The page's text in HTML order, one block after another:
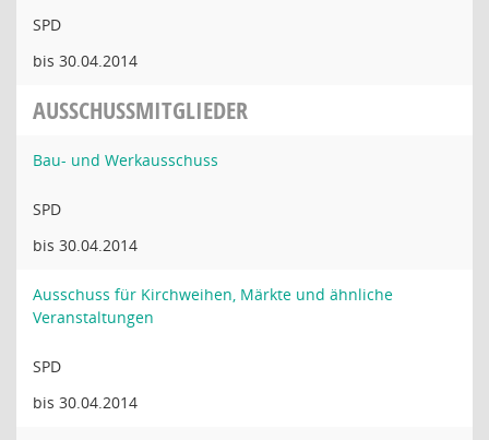
SPD
bis 30.04.2014
AUSSCHUSSMITGLIEDER
Bau- und Werkausschuss
SPD
bis 30.04.2014
Ausschuss für Kirchweihen, Märkte und ähnliche
Veranstaltungen
SPD
bis 30.04.2014